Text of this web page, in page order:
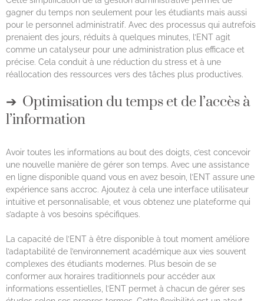
gagner du temps non seulement pour les étudiants mais aussi
pour le personnel administratif. Avec des processus qui autrefois
prenaient des jours, réduits à quelques minutes, l’ENT agit
comme un catalyseur pour une administration plus efficace et
précise. Cela conduit à une réduction du stress et à une
réallocation des ressources vers des tâches plus productives.
Optimisation du temps et de l’accès à
l’information
Avoir toutes les informations au bout des doigts, c’est concevoir
une nouvelle manière de gérer son temps. Avec une assistance
en ligne disponible quand vous en avez besoin, l’ENT assure une
expérience sans accroc. Ajoutez à cela une interface utilisateur
intuitive et personnalisable, et vous obtenez une plateforme qui
s’adapte à vos besoins spécifiques.
La capacité de l’ENT à être disponible à tout moment améliore
l’adaptabilité de l’environnement académique aux vies souvent
complexes des étudiants modernes. Plus besoin de se
conformer aux horaires traditionnels pour accéder aux
informations essentielles, l’ENT permet à chacun de gérer ses